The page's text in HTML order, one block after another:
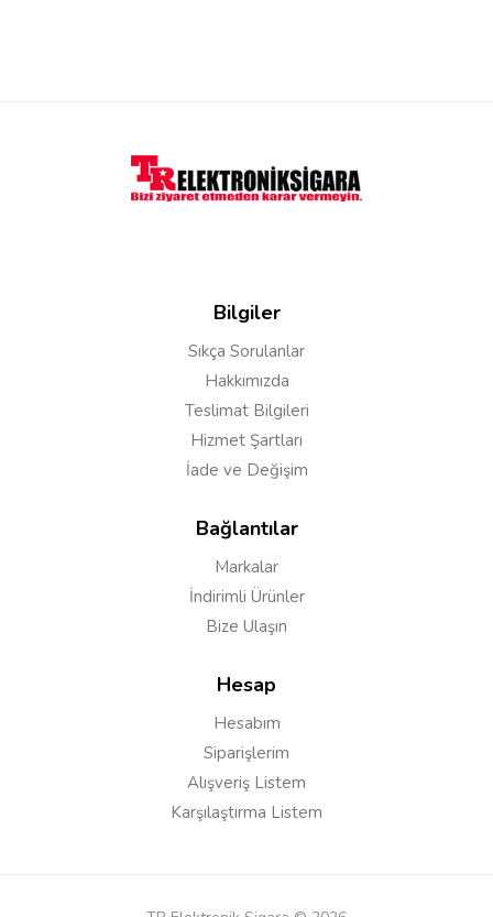
Bilgiler
Sıkça Sorulanlar
Hakkımızda
Teslimat Bilgileri
Hizmet Şartları
İade ve Değişim
Bağlantılar
Markalar
İndirimli Ürünler
Bize Ulaşın
Hesap
Hesabım
Siparişlerim
Alışveriş Listem
Karşılaştırma Listem